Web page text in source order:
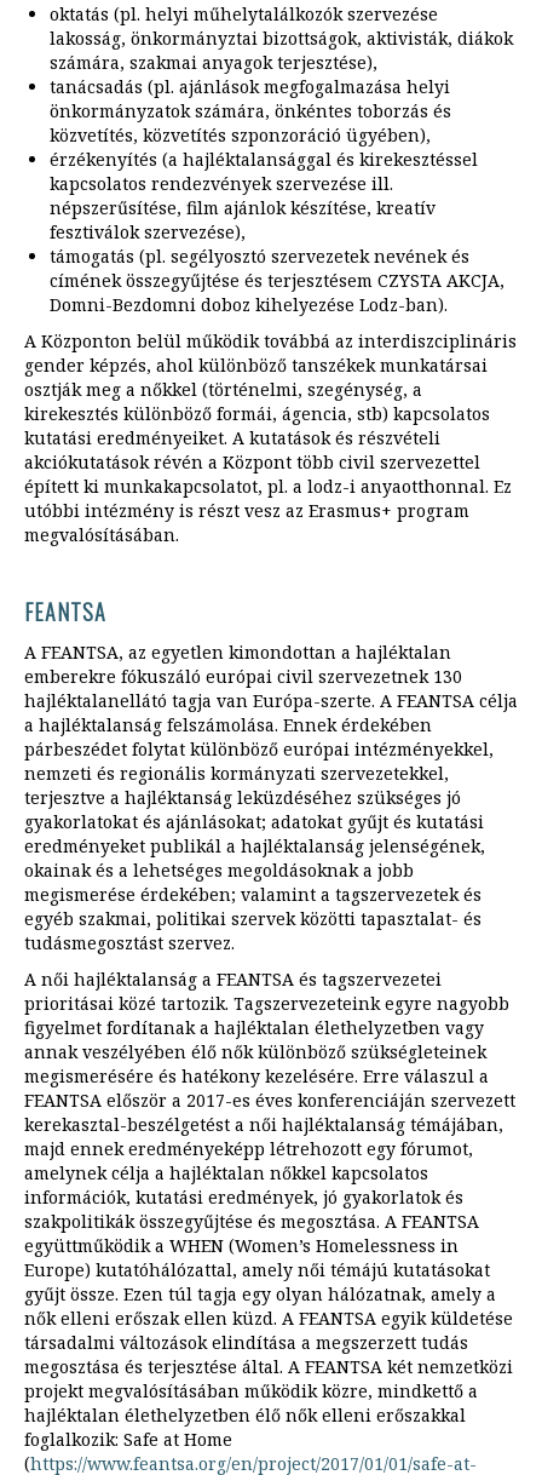
oktatás (pl. helyi műhelytalálkozók szervezése
lakosság, önkormányztai bizottságok, aktivisták, diákok
számára, szakmai anyagok terjesztése),
tanácsadás (pl. ajánlások megfogalmazása helyi
önkormányzatok számára, önkéntes toborzás és
közvetítés, közvetítés szponzoráció ügyében),
érzékenyítés (a hajléktalansággal és kirekesztéssel
kapcsolatos rendezvények szervezése ill.
népszerűsítése, film ajánlok készítése, kreatív
fesztiválok szervezése),
támogatás (pl. segélyosztó szervezetek nevének és
címének összegyűjtése és terjesztésem CZYSTA AKCJA,
Domni-Bezdomni doboz kihelyezése Lodz-ban).
A Központon belül működik továbbá az interdiszciplináris
gender képzés, ahol különböző tanszékek munkatársai
osztják meg a nőkkel (történelmi, szegénység, a
kirekesztés különböző formái, ágencia, stb) kapcsolatos
kutatási eredményeiket. A kutatások és részvételi
akciókutatások révén a Központ több civil szervezettel
épített ki munkakapcsolatot, pl. a lodz-i anyaotthonnal. Ez
utóbbi intézmény is részt vesz az Erasmus+ program
megvalósításában.
FEANTSA
A FEANTSA, az egyetlen kimondottan a hajléktalan
emberekre fókuszáló európai civil szervezetnek 130
hajléktalanellátó tagja van Európa-szerte. A FEANTSA célja
a hajléktalanság felszámolása. Ennek érdekében
párbeszédet folytat különböző európai intézményekkel,
nemzeti és regionális kormányzati szervezetekkel,
terjesztve a hajléktanság leküzdéséhez szükséges jó
gyakorlatokat és ajánlásokat; adatokat gyűjt és kutatási
eredményeket publikál a hajléktalanság jelenségének,
okainak és a lehetséges megoldásoknak a jobb
megismerése érdekében; valamint a tagszervezetek és
egyéb szakmai, politikai szervek közötti tapasztalat- és
tudásmegosztást szervez.
A női hajléktalanság a FEANTSA és tagszervezetei
prioritásai közé tartozik. Tagszervezeteink egyre nagyobb
figyelmet fordítanak a hajléktalan élethelyzetben vagy
annak veszélyében élő nők különböző szükségleteinek
megismerésére és hatékony kezelésére. Erre válaszul a
FEANTSA először a 2017-es éves konferenciáján szervezett
kerekasztal-beszélgetést a női hajléktalanság témájában,
majd ennek eredményeképp létrehozott egy fórumot,
amelynek célja a hajléktalan nőkkel kapcsolatos
információk, kutatási eredmények, jó gyakorlatok és
szakpolitikák összegyűjtése és megosztása. A FEANTSA
együttműködik a WHEN (Women’s Homelessness in
Europe) kutatóhálózattal, amely női témájú kutatásokat
gyűjt össze. Ezen túl tagja egy olyan hálózatnak, amely a
nők elleni erőszak ellen küzd. A FEANTSA egyik küldetése
társadalmi változások elindítása a megszerzett tudás
megosztása és terjesztése által. A FEANTSA két nemzetközi
projekt megvalósításában működik közre, mindkettő a
hajléktalan élethelyzetben élő nők elleni erőszakkal
foglalkozik: Safe at Home
(https://www.feantsa.org/en/project/2017/01/01/safe-at-